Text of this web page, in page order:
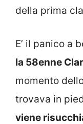
della prima
E’ il panico a
la 58enne
momento
trovava in
viene